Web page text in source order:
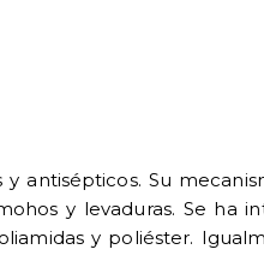
antisépticos. Su
y levaduras. Se ha
y poliéster.